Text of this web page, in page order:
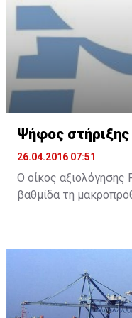
Ψήφος
26.04.2016 07:51
Ο οίκος αξιολόγησης
βαθμίδα τη
Συγκεκριμένα, ο
Τράπεζα Κύπρου στο
από B-.